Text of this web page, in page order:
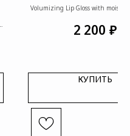
Volumizing Lip Gloss with
Увлажняющий блеск для
2 200 ₽
КУПИТЬ